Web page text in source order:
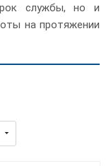
службы, но и
на протяжении